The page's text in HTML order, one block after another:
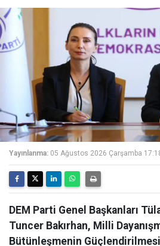
Yayınlanma: 05 Ağustos 2026 Çarşamba
DEM Parti Genel Başkanları
Tuncer Bakırhan, Milli
Bütünleşmenin